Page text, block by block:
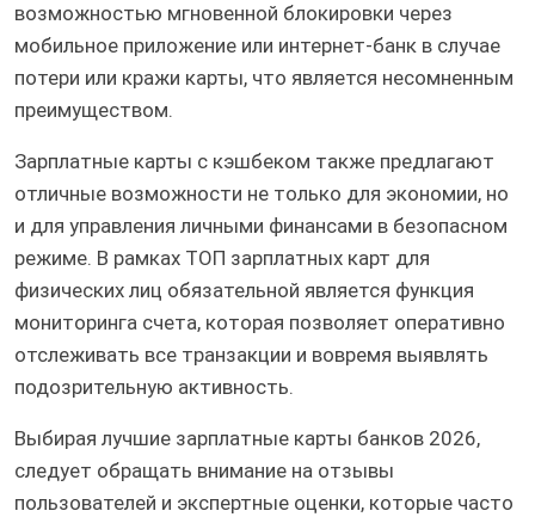
возможностью мгновенной блокировки через
мобильное приложение или интернет-банк в случае
потери или кражи карты, что является несомненным
преимуществом.
Зарплатные карты с кэшбеком также предлагают
отличные возможности не только для экономии, но
и для управления личными финансами в безопасном
режиме. В рамках ТОП зарплатных карт для
физических лиц обязательной является функция
мониторинга счета, которая позволяет оперативно
отслеживать все транзакции и вовремя выявлять
подозрительную активность.
Выбирая лучшие зарплатные карты банков 2026,
следует обращать внимание на отзывы
пользователей и экспертные оценки, которые часто